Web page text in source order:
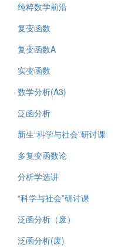
纯粹数学前沿
复变函数
复变函数A
实变函数
数学分析(A3)
泛函分析
新生“科学与社会”研讨课
多复变函数论
分析学选讲
“科学与社会”研讨课
泛函分析（废）
泛函分析(废)